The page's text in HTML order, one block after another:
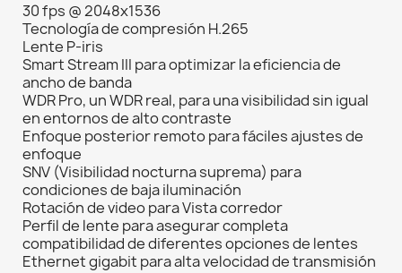
30 fps @ 2048x1536
Tecnología de compresión H.265
Lente P-iris
Smart Stream III para optimizar la eficiencia de
ancho de banda
WDR Pro, un WDR real, para una visibilidad sin igual
en entornos de alto contraste
Enfoque posterior remoto para fáciles ajustes de
enfoque
SNV (Visibilidad nocturna suprema) para
condiciones de baja iluminación
Rotación de video para Vista corredor
Perfil de lente para asegurar completa
compatibilidad de diferentes opciones de lentes
Ethernet gigabit para alta velocidad de transmisión